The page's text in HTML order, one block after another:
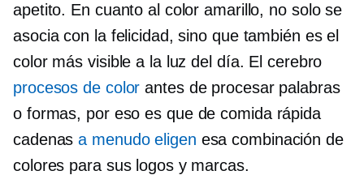
apetito. En cuanto al color amarillo, no solo se
asocia con la felicidad, sino que también es el
color más visible a la luz del día. El cerebro
procesos de color antes de procesar palabras
o formas, por eso es que de comida rápida
cadenasa menudo eligen esa combinación de
colores para sus logos y marcas.